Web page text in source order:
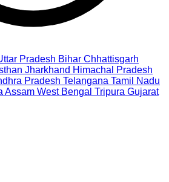
Pradesh Bihar Chhattisgarh
Jharkhand Himachal Pradesh
Pradesh Telangana Tamil Nadu
Assam West Bengal Tripura Gujarat